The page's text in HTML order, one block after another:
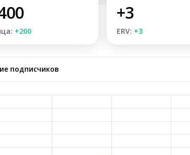
+200
+3
ERV: +3
подписчиков